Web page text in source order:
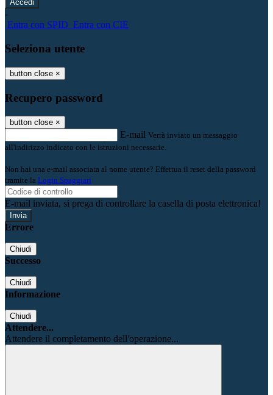
-
Entra con SPID Entra con CIE
Seleziona utente
button close ×
Recupero password
button close ×
E-mail Verrà inviato un messaggio
all'indirizzo indicato con le istruzioni necessarie.
Non hai una e-mail associata al nome utente? Effettua il reset della password
tramite la Login Spaggiari
E-mail inviata, si prega di controllare la casella di posta elettronica!
Errore
Chiudi
Successo
Chiudi
Informazione
Chiudi
Attendere...
Attendere il completamento dell'operazione...